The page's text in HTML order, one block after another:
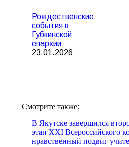
Рождественские
события в
Губкинской
епархии
23.01.2026
Смотрите также:
В Якутске завершился
этап XXI Всероссийского
нравственный подвиг